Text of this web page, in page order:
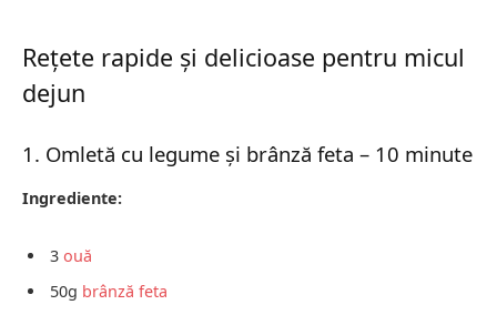
Rețete rapide și delicioase pentru micul
dejun
1. Omletă cu legume și brânză feta – 10 minute
Ingrediente:
3 ouă
50g brânză feta